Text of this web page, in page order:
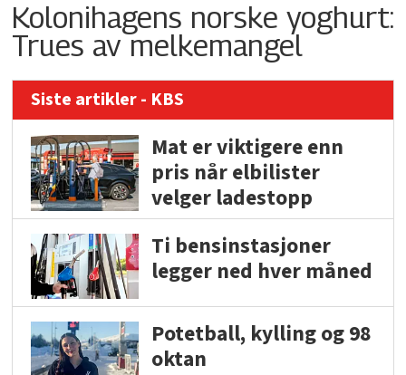
Kolonihagens norske yoghurt:
Trues av melkemangel
Siste artikler - KBS
Mat er viktigere enn
pris når elbilister
velger ladestopp
Ti bensinstasjoner
legger ned hver måned
Potetball, kylling og 98
oktan